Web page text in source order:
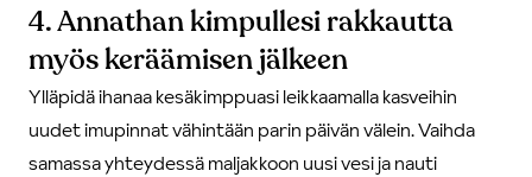
4. Annathan kimpullesi rakkautta
myös keräämisen jälkeen
Ylläpidä ihanaa kesäkimppuasi leikkaamalla kasveihin
uudet imupinnat vähintään parin päivän välein. Vaihda
samassa yhteydessä maljakkoon uusi vesi ja nauti